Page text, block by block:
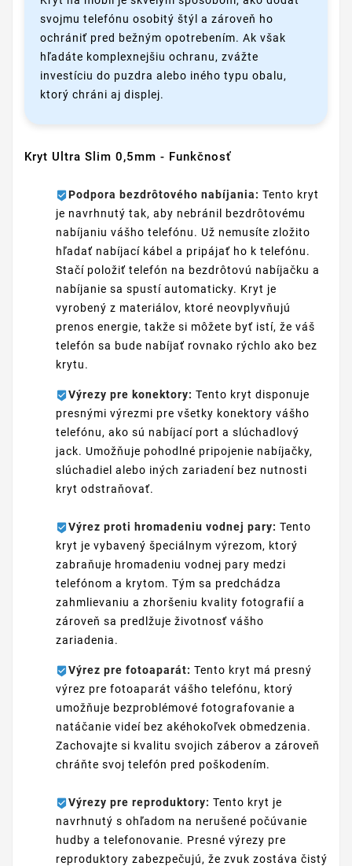
svojmu telefónu osobitý štýl a zároveň ho
ochrániť pred bežným opotrebením. Ak však
hľadáte komplexnejšiu ochranu, zvážte
investíciu do puzdra alebo iného typu obalu,
ktorý chráni aj displej.
Kryt Ultra Slim 0,5mm - Funkčnosť
Podpora bezdrôtového nabíjania: Tento kryt
je navrhnutý tak, aby nebránil bezdrôtovému
nabíjaniu vášho telefónu. Už nemusíte zložito
hľadať nabíjací kábel a pripájať ho k telefónu.
Stačí položiť telefón na bezdrôtovú nabíjačku a
nabíjanie sa spustí automaticky. Kryt je
vyrobený z materiálov, ktoré neovplyvňujú
prenos energie, takže si môžete byť istí, že váš
telefón sa bude nabíjať rovnako rýchlo ako bez
krytu.
Výrezy pre konektory: Tento kryt disponuje
presnými výrezmi pre všetky konektory vášho
telefónu, ako sú nabíjací port a slúchadlový
jack. Umožňuje pohodlné pripojenie nabíjačky,
slúchadiel alebo iných zariadení bez nutnosti
kryt odstraňovať.
Výrez proti hromadeniu vodnej pary: Tento
kryt je vybavený špeciálnym výrezom, ktorý
zabraňuje hromadeniu vodnej pary medzi
telefónom a krytom. Tým sa predchádza
zahmlievaniu a zhoršeniu kvality fotografií a
zároveň sa predlžuje životnosť vášho
zariadenia.
Výrez pre fotoaparát: Tento kryt má presný
výrez pre fotoaparát vášho telefónu, ktorý
umožňuje bezproblémové fotografovanie a
natáčanie videí bez akéhokoľvek obmedzenia.
Zachovajte si kvalitu svojich záberov a zároveň
chráňte svoj telefón pred poškodením.
Výrezy pre reproduktory: Tento kryt je
navrhnutý s ohľadom na nerušené počúvanie
hudby a telefonovanie. Presné výrezy pre
reproduktory zabezpečujú, že zvuk zostáva čistý